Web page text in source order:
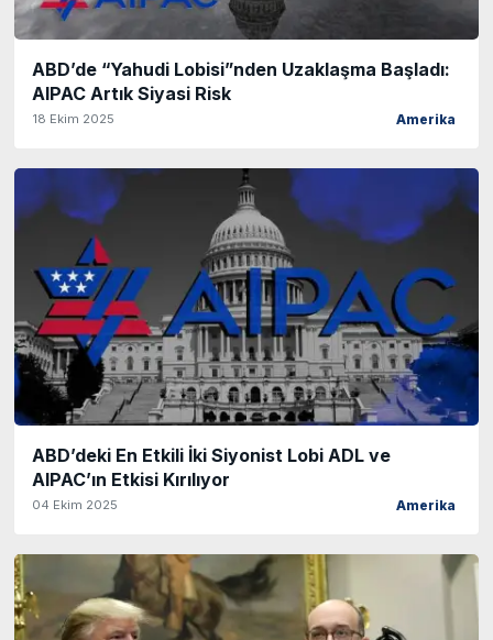
ABD’de “Yahudi Lobisi”nden Uzaklaşma Başladı:
AIPAC Artık Siyasi Risk
18 Ekim 2025 Amerika
ABD’deki En Etkili İki Siyonist Lobi ADL ve
AIPAC’ın Etkisi Kırılıyor
04 Ekim 2025 Amerika